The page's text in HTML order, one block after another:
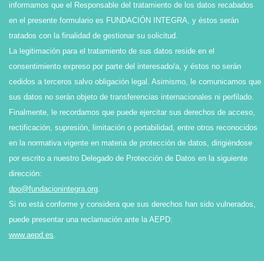
informamos que el Responsable del tratamiento de los datos recabados
en el presente formulario es FUNDACIÓN INTEGRA, y éstos serán
tratados con la finalidad de gestionar su solicitud.
La legitimación para el tratamiento de sus datos reside en el
consentimiento expreso por parte del interesado/a, y éstos no serán
cedidos a terceros salvo obligación legal. Asimismo, le comunicamos que
sus datos no serán objeto de transferencias internacionales ni perfilado.
Finalmente, le recordamos que puede ejercitar sus derechos de acceso,
rectificación, supresión, limitación o portabilidad, entre otros reconocidos
en la normativa vigente en materia de protección de datos, dirigiéndose
por escrito a nuestro Delegado de Protección de Datos en la siguiente
dirección:
dpo@fundacionintegra.org.
Si no está conforme y considera que sus derechos han sido vulnerados,
puede presentar una reclamación ante la AEPD:
www.aepd.es.